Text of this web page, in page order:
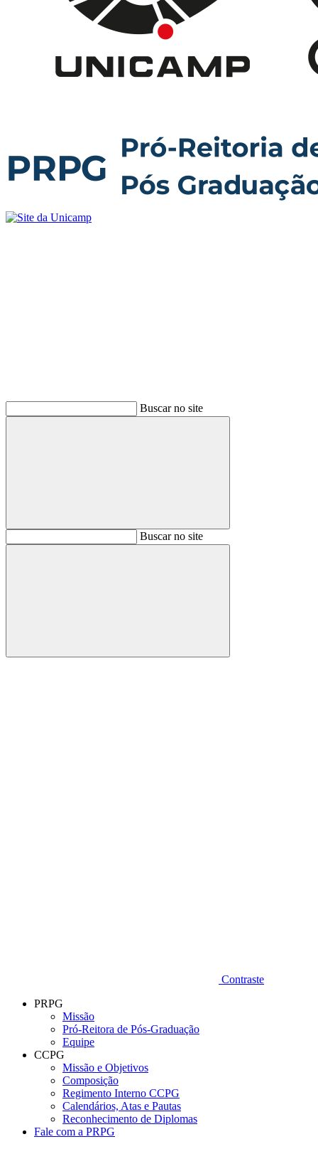
Buscar no site
BuscarBuscar no site
Buscar
Contraste
PRPG
Missão
Pró-Reitora de Pós-Graduação
Equipe
CCPG
Missão e Objetivos
Composição
Regimento Interno CCPG
Calendários, Atas e Pautas
Reconhecimento de Diplomas
Fale com a PRPG